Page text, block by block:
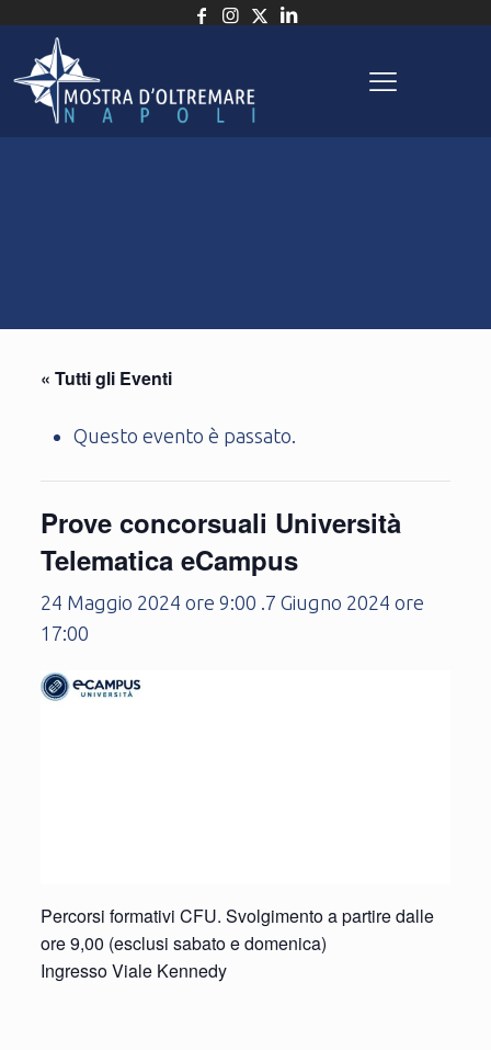
« Tutti gli Eventi
Questo evento è passato.
Prove concorsuali Università
Telematica eCampus
24 Maggio 2024 ore 9:00 .7 Giugno 2024 ore
17:00
Percorsi formativi CFU. Svolgimento a partire dalle
ore 9,00 (esclusi sabato e domenica)
Ingresso Viale Kennedy